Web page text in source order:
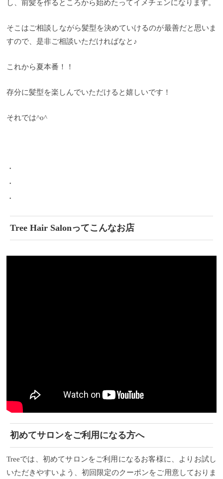
し、前髪を作るところから始めたってイメチェンになります。
そこはご相談しながら髪型を決めていけるのが最善だと思いま
すので、是非ご相談いただければなと♪
これから夏本番！！
存分に髪型を楽しんでいただけると嬉しいです！
それでは^o^
・
・
・
Tree Hair Salonってこんなお店
初めてサロンをご利用になる方へ
Treeでは、初めてサロンをご利用になるお客様に、よりお試し
いただきやすいよう、初回限定のクーポンをご用意しておりま